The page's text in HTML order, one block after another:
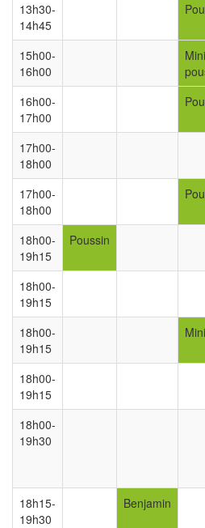
13h30-
14h45
15h00-
16h00
16h00-
17h00
17h00-
18h00
17h00-
18h00
18h00-
19h15
Poussin
18h00-
19h15
18h00-
19h15
18h00-
19h15
18h00-
19h30
18h15-
19h30
Benjamin